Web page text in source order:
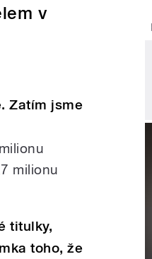
v
Zatím jsme
milionu
titulky,
toho, že